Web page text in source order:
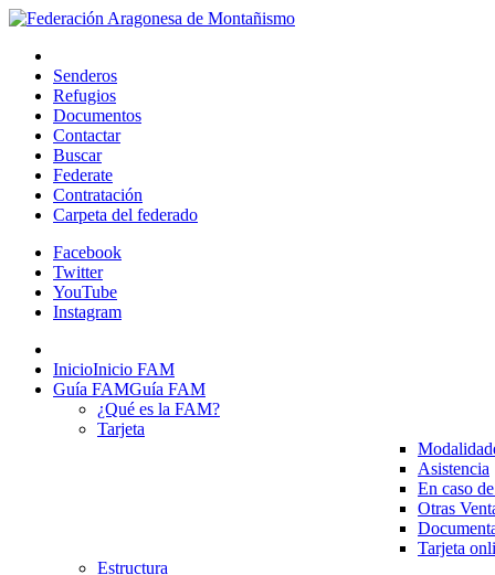
Senderos
Refugios
Documentos
Contactar
Buscar
Federate
Contratación
Carpeta del federado
Facebook
Twitter
YouTube
Instagram
InicioInicio FAM
Guía FAMGuía FAM
¿Qué es la FAM?
Tarjeta
Asistencia
En caso
Otras
Tarjeta
Estructura